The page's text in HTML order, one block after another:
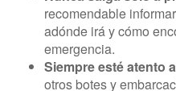
recomendable
adónde irá y cómo
emergencia.
Siempre esté atento
otros botes y